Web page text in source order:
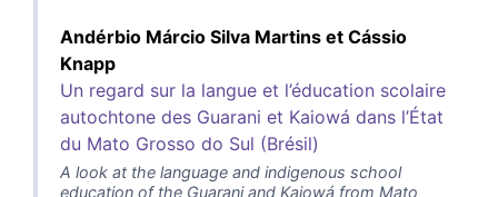
Andérbio Márcio Silva Martins et Cássio
Knapp
Un regard sur la langue et l’éducation scolaire
autochtone des Guarani et Kaiowá dans l’État
du Mato Grosso do Sul (Brésil)
A look at the language and indigenous school
education of the Guarani and Kaiowá from Mato